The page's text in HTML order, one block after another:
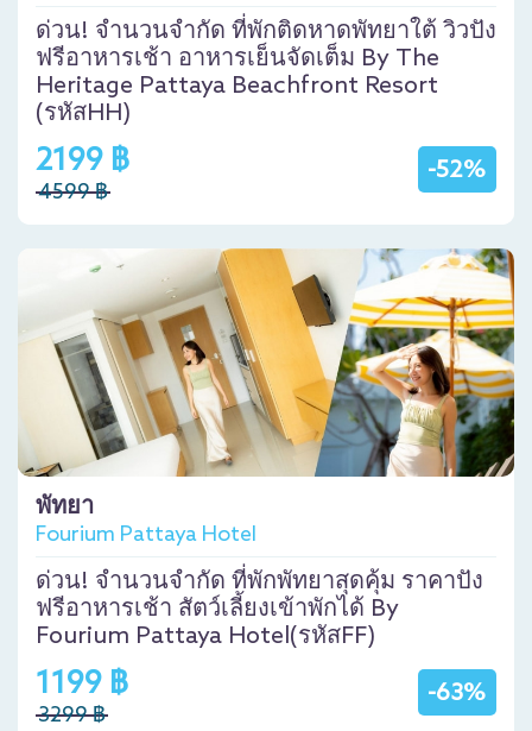
ด่วน! จำนวนจำกัด ที่พักติดหาดพัทยาใต้ วิวปัง
ฟรีอาหารเช้า อาหารเย็นจัดเต็ม By The
Heritage Pattaya Beachfront Resort
(รหัสHH)
-52%
2199 ฿
4599 ฿
พัทยา
Fourium Pattaya Hotel
ด่วน! จำนวนจำกัด ที่พักพัทยาสุดคุ้ม ราคาปัง
ฟรีอาหารเช้า สัตว์เลี้ยงเข้าพักได้ By
Fourium Pattaya Hotel(รหัสFF)
-63%
1199 ฿
3299 ฿